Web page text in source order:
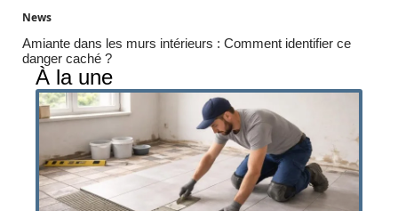
News
Amiante dans les murs intérieurs : Comment identifier ce
danger caché ?
À la une